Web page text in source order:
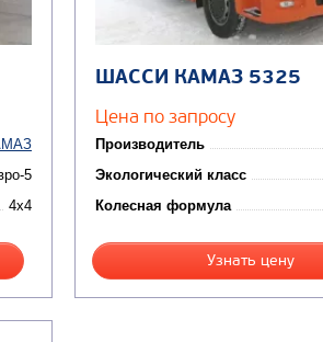
5
4x4
ШАССИ КАМАЗ 5325
Цена по запросу
Производитель
Экологический класс
Колесная формула
Узнать цену